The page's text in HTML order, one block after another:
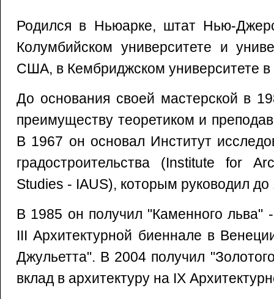
Родился в Ньюарке, штат Нью-
Колумбийском университете и
США, в Кембриджском университете
До основания своей мастерской в
преимуществу теоретиком и
В 1967 он основал Институт
градостроительства (Institute for
Studies - IAUS), которым руководил до
В 1985 он получил "Каменного
III Архитектурной биеннале в
Джульетта". В 2004 получил
вклад в архитектуру на IX